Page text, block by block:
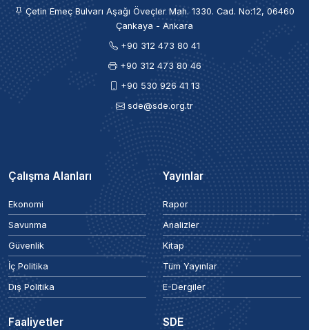
Çetin Emeç Bulvarı Aşağı Öveçler Mah. 1330. Cad. No:12, 06460
Çankaya - Ankara
+90 312 473 80 41
+90 312 473 80 46
+90 530 926 41 13
sde@sde.org.tr
Çalışma Alanları
Ekonomi
Savunma
Güvenlik
İç Politika
Dış Politika
Yayınlar
Rapor
Analizler
Kitap
Tüm Yayınlar
E-Dergiler
Faaliyetler SDE